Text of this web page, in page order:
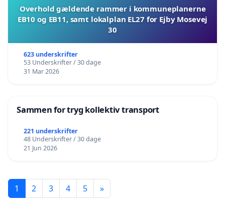
Overhold gældende rammer i kommuneplanerne
EB10 og EB11, samt lokalplan EL27 for Ejby Mosevej
30
623 underskrifter
53 Underskrifter / 30 dage
31 Mar 2026
Sammen for tryg kollektiv transport
221 underskrifter
48 Underskrifter / 30 dage
21 Jun 2026
1 2 3 4 5 »